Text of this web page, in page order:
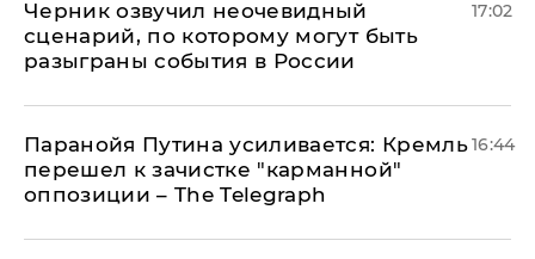
Черник озвучил неочевидный
сценарий, по которому могут быть
разыграны события в России
17:02
Паранойя Путина усиливается: Кремль
перешел к зачистке "карманной"
оппозиции – The Telegraph
16:44